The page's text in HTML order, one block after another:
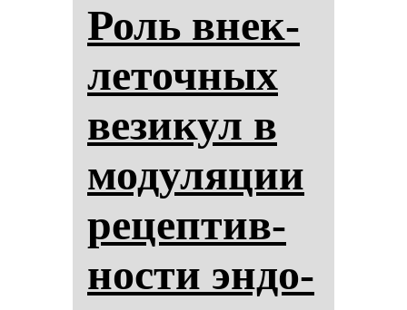
Роль внек­
ле­точ­ных
ве­зи­кул в
мо­ду­ля­ции
ре­цеп­тив­
нос­ти эн­до­